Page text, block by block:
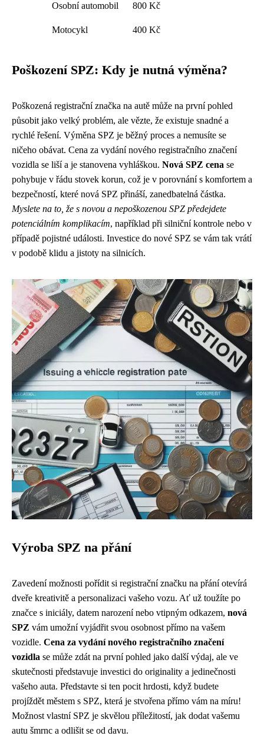
Osobní automobil 800 Kč
Motocykl 400 Kč
Poškození SPZ: Kdy je nutná výměna?
Poškozená registrační značka na autě může na první pohled
působit jako velký problém, ale vězte, že existuje snadné a
rychlé řešení. Výměna SPZ je běžný proces a nemusíte se
ničeho obávat. Cena za vydání nového registračního značení
vozidla se liší a je stanovena vyhláškou. Nová SPZ cena se
pohybuje v řádu stovek korun, což je v porovnání s komfortem a
bezpečností, které nová SPZ přináší, zanedbatelná částka.
Myslete na to, že s novou a nepoškozenou SPZ předejdete
potenciálním komplikacím, například při silniční kontrole nebo v
případě pojistné události. Investice do nové SPZ se vám tak vrátí
v podobě klidu a jistoty na silnicích.
Výroba SPZ na přání
Zavedení možnosti pořídit si registrační značku na přání otevírá
dveře kreativitě a personalizaci vašeho vozu. Ať už toužíte po
značce s iniciály, datem narození nebo vtipným odkazem, nová
SPZ vám umožní vyjádřit svou osobnost přímo na vašem
vozidle. Cena za vydání nového registračního značení
vozidla se může zdát na první pohled jako další výdaj, ale ve
skutečnosti představuje investici do originality a jedinečnosti
vašeho auta. Představte si ten pocit hrdosti, když budete
projíždět městem s SPZ, která je stvořena přímo vám na míru!
Možnost vlastní SPZ je skvělou příležitostí, jak dodat vašemu
autu šmrnc a odlišit se od davu.